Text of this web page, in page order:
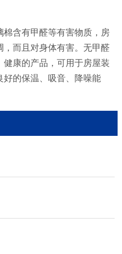
棉含有甲醛等有害物质，房
，而且对身体有害。无甲醛
康的产品，可用于房屋装
好的保温、吸音、降噪能